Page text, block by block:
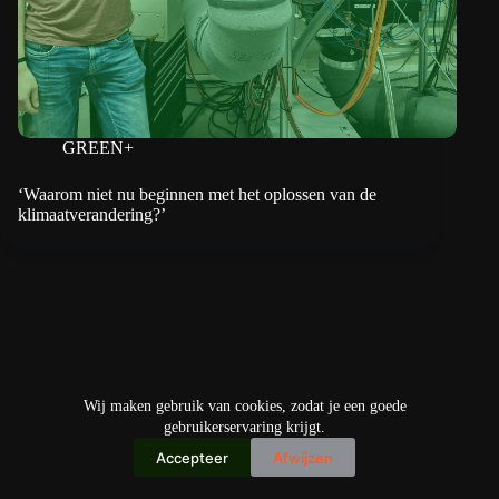
Wij maken gebruik van cookies, zodat je een goede
gebruikerservaring krijgt.
Accepteer Afwijzen
GREEN+
‘Waarom niet nu beginnen met het oplossen van de
klimaatverandering?’